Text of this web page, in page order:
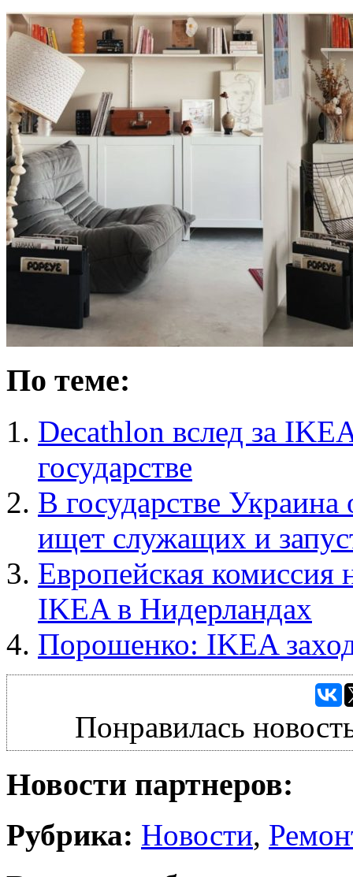
По теме:
Decathlon вслед за
государстве
В государстве
ищет служащих и
Европейская комиссия
IKEA в Нидерландах
Порошенко: IKEA
Понравилась
Новости партнеров:
Рубрика: Новости,